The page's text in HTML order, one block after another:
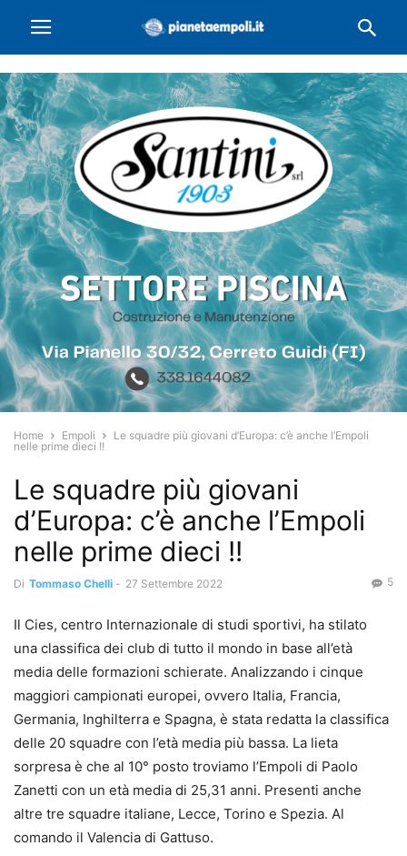
Home Empoli
Le squadre più giovani d’Europa: c’è anche l’Empoli
nelle prime dieci !!
Le squadre più giovani
d’Europa: c’è anche l’Empoli
nelle prime dieci !!
Di Tommaso Chelli - 27 Settembre 2022 5
Il Cies, centro Internazionale di studi sportivi, ha stilato
una classifica dei club di tutto il mondo in base all’età
media delle formazioni schierate. Analizzando i cinque
maggiori campionati europei, ovvero Italia, Francia,
Germania, Inghilterra e Spagna, è stata redatta la classifica
delle 20 squadre con l’età media più bassa. La lieta
sorpresa è che al 10° posto troviamo l’Empoli di Paolo
Zanetti con un età media di 25,31 anni. Presenti anche
altre tre squadre italiane, Lecce, Torino e Spezia. Al
comando il Valencia di Gattuso.